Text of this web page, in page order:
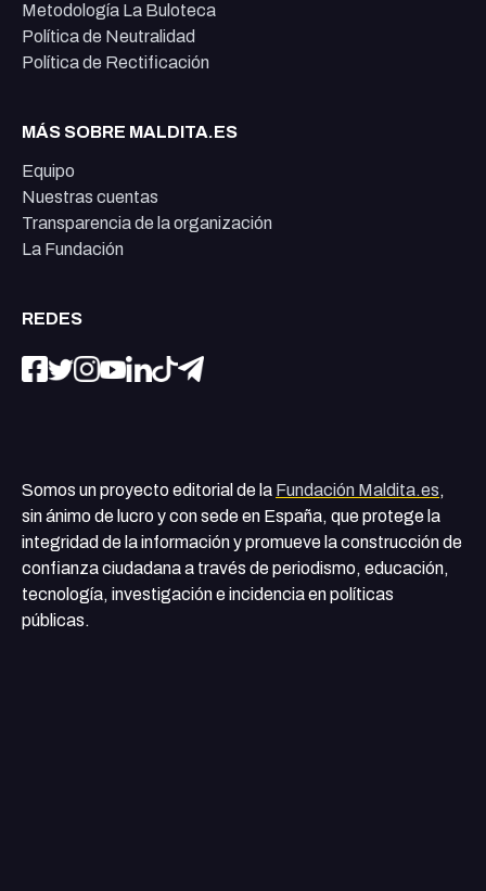
Metodología La Buloteca
Política de Neutralidad
Política de Rectificación
MÁS SOBRE MALDITA.ES
Equipo
Nuestras cuentas
Transparencia de la organización
La Fundación
REDES
Somos un proyecto editorial de la Fundación Maldita.es,
sin ánimo de lucro y con sede en España, que protege la
integridad de la información y promueve la construcción de
confianza ciudadana a través de periodismo, educación,
tecnología, investigación e incidencia en políticas
públicas.